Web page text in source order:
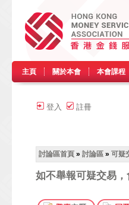
主頁 關於本會 本會課程
登入 註冊
討論區首頁 » 討論區 » 可疑
如不舉報可疑交易